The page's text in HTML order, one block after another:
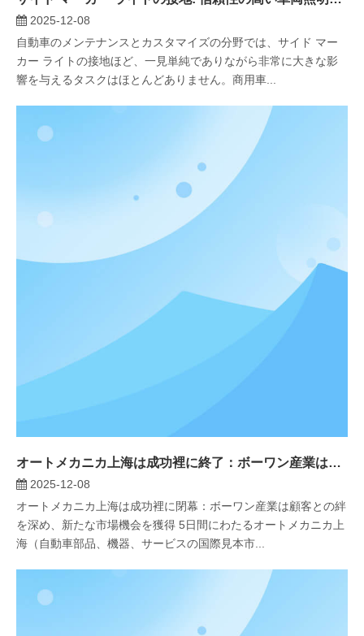
2025-12-08
自動車のメンテナンスとカスタマイズの分野では、サイド マー
カー ライトの接地ほど、一見単純でありながら非常に大きな影
響を与えるタスクはほとんどありません。商用車...
オートメカニカ上海は成功裡に終了：ボーワン産業は顧客との絆を深め、新たな市場機会を獲得
2025-12-08
オートメカニカ上海は成功裡に閉幕：ボーワン産業は顧客との絆
を深め、新たな市場機会を獲得 5日間にわたるオートメカニカ上
海（自動車部品、機器、サービスの国際見本市...